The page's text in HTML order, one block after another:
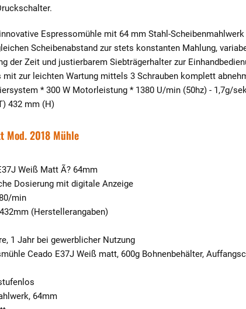
Espressomühle mit 64 mm Stahl-
Scheibenabstand zur stets konstanten Mahlung,
der Zeit und justierbarem Siebträgerhalter zur
zur leichten Wartung mittels 3 Schrauben komplett
* 300 W Motorleistung * 1380 U/min (50hz) - 1,7g/
432 mm (H)
Mod. 2018 Mühle
Weiß Matt Ã? 64mm
Dosierung mit digitale Anzeige
min
(Herstellerangaben)
1 Jahr bei gewerblicher Nutzung
Ceado E37J Weiß matt, 600g Bohnenbehälter,
64mm